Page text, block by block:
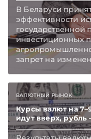
В Беларуси
эффективности
инвестиционных
запрет на
инвестиций в
Telegram‑канал
Беларуси —
TelegramViber
ВАЛЮТНЫЙ РЫНОК
Курсы валют на
идут вверх, рубль